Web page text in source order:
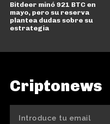
Bitdeer minó 921 BTC en
mayo, pero su reserva
plantea dudas sobre su
estrategia
Criptonews